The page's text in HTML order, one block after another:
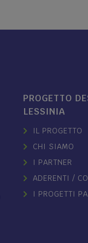
PROGETTO
LESSINIA
IL PROGETTO
CHI SIAMO
I PARTNER
ADERENTI /
I PROGETTI